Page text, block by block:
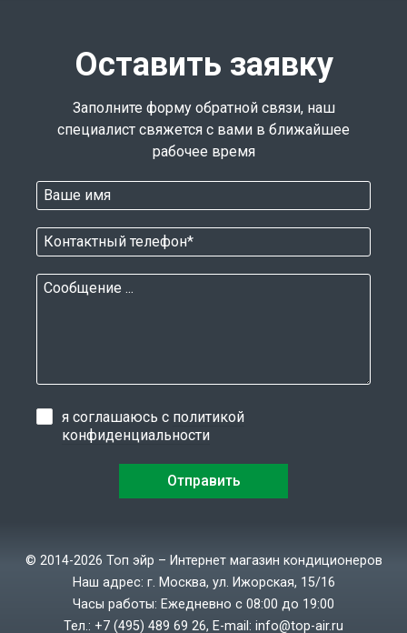
Оставить заявку
Заполните форму обратной связи, наш
специалист свяжется с вами в ближайшее
рабочее время
я соглашаюсь с политикой
конфиденциальности
© 2014-2026 Топ эйр – Интернет магазин кондиционеров
Наш адрес: г. Москва, ул. Ижорская, 15/16
Часы работы: Ежедневно с 08:00 до 19:00
Тел.: +7 (495) 489 69 26, E-mail: info@top-air.ru